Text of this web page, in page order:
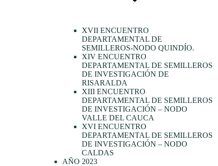
XVII ENCUENTRO
DEPARTAMENTAL DE
SEMILLEROS-NODO QUINDÍO.
XIV ENCUENTRO
DEPARTAMENTAL DE SEMILLEROS
DE INVESTIGACIÓN DE
RISARALDA
XIII ENCUENTRO
DEPARTAMENTAL DE SEMILLEROS
DE INVESTIGACIÓN – NODO
VALLE DEL CAUCA
XVI ENCUENTRO
DEPARTAMENTAL DE SEMILLEROS
DE INVESTIGACIÓN – NODO
CALDAS
AÑO 2023